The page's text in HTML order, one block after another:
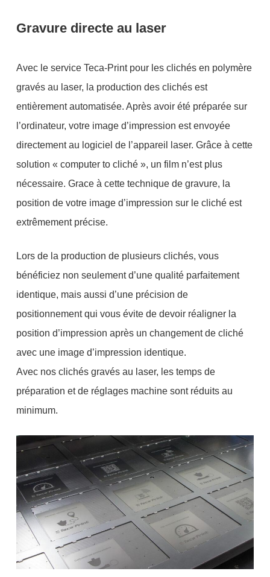
Gravure directe au laser
Avec le service Teca-Print pour les clichés en polymère
gravés au laser, la production des clichés est
entièrement automatisée. Après avoir été préparée sur
l’ordinateur, votre image d’impression est envoyée
directement au logiciel de l’appareil laser. Grâce à cette
solution « computer to cliché », un film n’est plus
nécessaire. Grace à cette technique de gravure, la
position de votre image d’impression sur le cliché est
extrêmement précise.
Lors de la production de plusieurs clichés, vous
bénéficiez non seulement d’une qualité parfaitement
identique, mais aussi d’une précision de
positionnement qui vous évite de devoir réaligner la
position d’impression après un changement de cliché
avec une image d’impression identique.
Avec nos clichés gravés au laser, les temps de
préparation et de réglages machine sont réduits au
minimum.